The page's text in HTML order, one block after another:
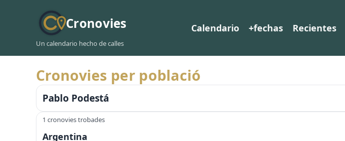
Cronovies
Un calendario hecho de calles
Calendario +fechas Recientes
Cronovies per població
Pablo Podestá
1 cronovies trobades
Argentina